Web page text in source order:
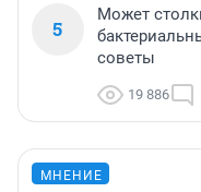
5
Может
советы
19 886
МНЕНИЕ